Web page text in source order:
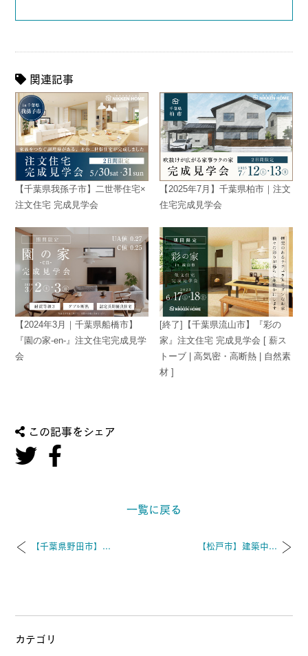
関連記事
【千葉県我孫子市】二世帯住宅×
注文住宅 完成見学会
【2025年7月】千葉県柏市｜注文
住宅完成見学会
【2024年3月｜千葉県船橋市】
『園の家-en-』注文住宅完成見学
会
[終了]【千葉県流山市】『彩の
家』注文住宅 完成見学会 [ 薪ス
トーブ | 高気密・高断熱 | 自然素
材 ]
この記事をシェア
一覧に戻る
【千葉県野田市】... 【松戸市】建築中...
カテゴリ